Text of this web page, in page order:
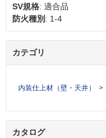
SV規格: 適合品
防火種別 : 1-4
カテゴリ
内装仕上材（壁・天井）
カタログ